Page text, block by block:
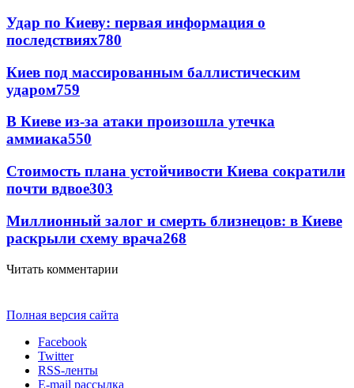
Удар по Киеву: первая информация о
последствиях780
Киев под массированным баллистическим
ударом759
В Киеве из-за атаки произошла утечка
аммиака550
Стоимость плана устойчивости Киева сократили
почти вдвое303
Миллионный залог и смерть близнецов: в Киеве
раскрыли схему врача268
Читать комментарии
Полная версия сайта
Facebook
Twitter
RSS-ленты
E-mail рассылка